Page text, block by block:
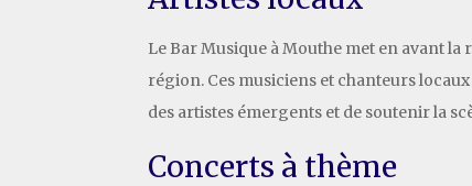
Le Bar Musique à Mouthe met en avant
région. Ces musiciens et chanteurs
des artistes émergents et de soutenir la
Concerts à thème